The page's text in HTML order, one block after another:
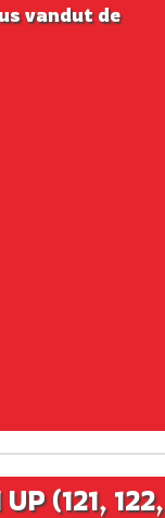
vandut de
(121, 122,